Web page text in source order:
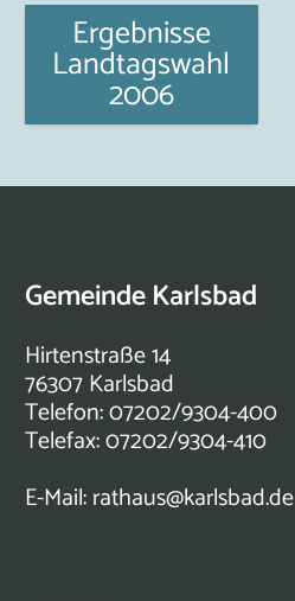
Ergebnisse
Landtagswahl
2006
Gemeinde Karlsbad
Hirtenstraße 14
76307 Karlsbad
Telefon: 07202/9304-400
Telefax: 07202/9304-410
E-Mail:rathaus@karlsbad.de